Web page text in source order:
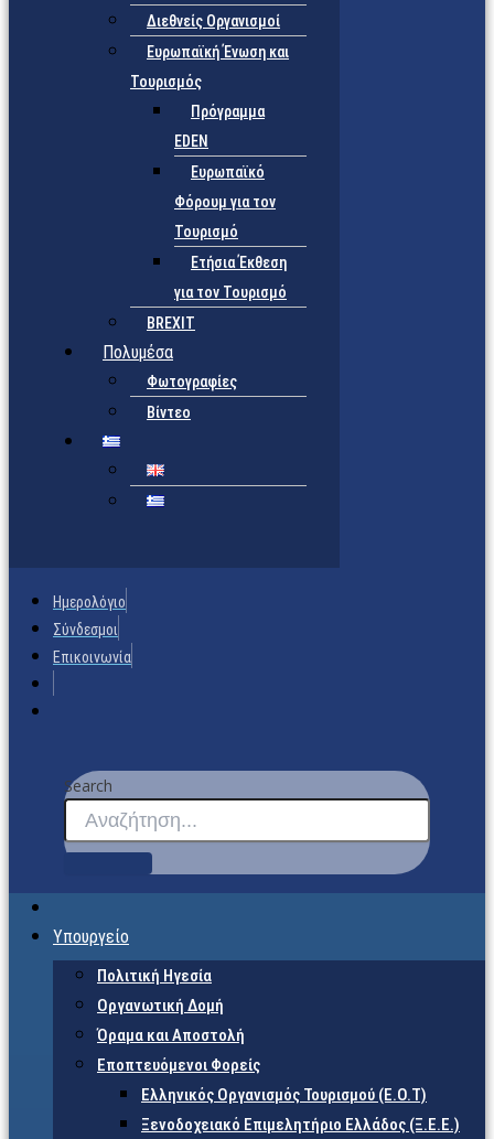
Διεθνείς Οργανισμοί
Ευρωπαϊκή Ένωση και
Τουρισμός
Πρόγραμμα
EDEN
Ευρωπαϊκό
Φόρουμ για τον
Τουρισμό
Ετήσια Έκθεση
για τον Τουρισμό
BREXIT
Πολυμέσα
Φωτογραφίες
Βίντεο
Ημερολόγιο
Σύνδεσμοι
Επικοινωνία
Search
Υπουργείο
Πολιτική Ηγεσία
Οργανωτική Δομή
Όραμα και Αποστολή
Εποπτευόμενοι Φορείς
Eλληνικός Οργανισμός Τουρισμού (Ε.Ο.Τ)
Ξενοδοχειακό Επιμελητήριο Ελλάδος (Ξ.Ε.Ε.)